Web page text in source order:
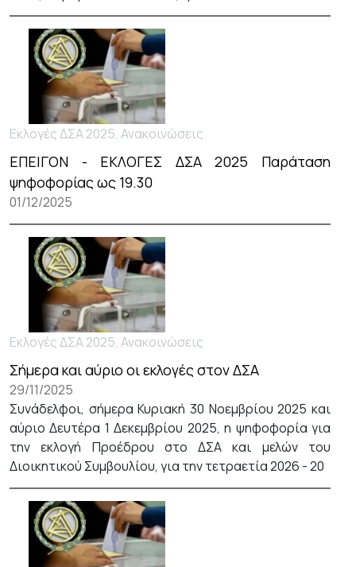
Εκλογές ΔΣΑ 2025, Ανακοινώσεις
ΕΠΕΙΓΟΝ - ΕΚΛΟΓΕΣ ΔΣΑ 2025 Παράταση
ψηφοφορίας ως 19.30
01/12/2025
Εκλογές ΔΣΑ 2025, Ανακοινώσεις
Σήμερα και αύριο οι εκλογές στον ΔΣΑ
29/11/2025
Συνάδελφοι, σήμερα Κυριακή 30 Νοεμβρίου 2025 και
αύριο Δευτέρα 1 Δεκεμβρίου 2025, η ψηφοφορία για
την εκλογή Προέδρου στο ΔΣΑ και μελών του
Διοικητικού Συμβουλίου, για την τετραετία 2026 - 20